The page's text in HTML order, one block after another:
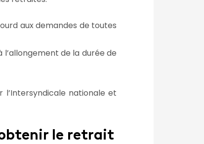
aux demandes de toutes
de la durée de
l’Intersyndicale nationale et
obtenir le retrait